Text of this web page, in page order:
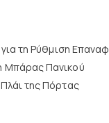
τη Ρύθμιση
Μπάρας Πανικού
της Πόρτας